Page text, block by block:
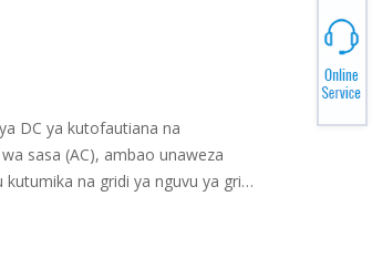
DC ya kutofautiana na
sasa (AC), ambao unaweza
na gridi ya nguvu ya gridi